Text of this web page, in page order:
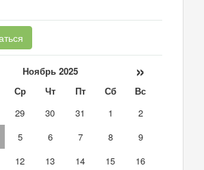
Ноябрь 2025 »
Ср Чт Пт Сб
Вс
29 30 31 1
2
5 6 7 8
9
12 13 14 15
16